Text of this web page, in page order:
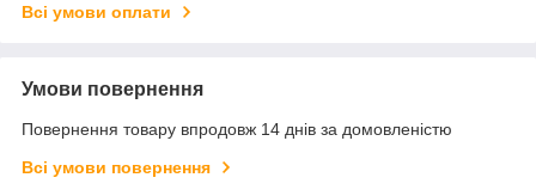
Всі умови оплати
Умови повернення
Повернення товару впродовж 14 днів за домовленістю
Всі умови повернення